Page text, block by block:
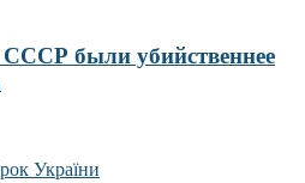
СССР были убийственнее
України